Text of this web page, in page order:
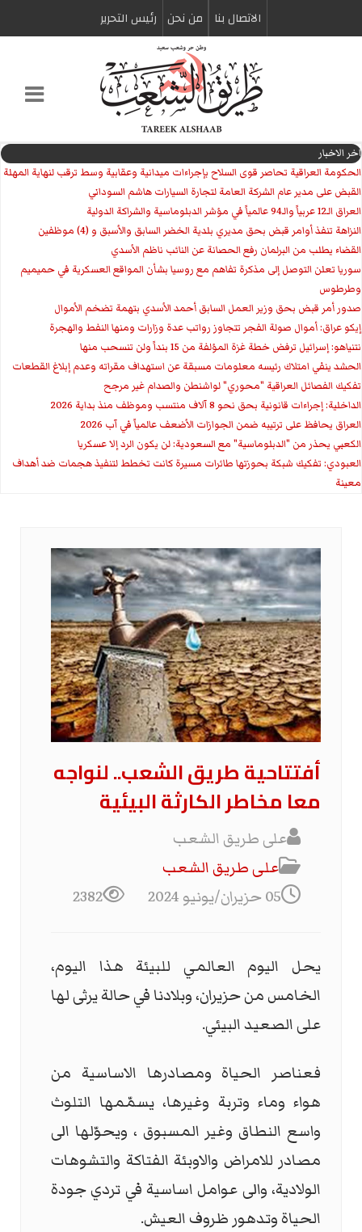
الاتصال بنا من نحن رئیس التحریر
اخر الاخبار
الحكومة العراقية تحاصر قوى السلاح بإجراءات ميدانية وعقابية وسط ترقب لنهاية المهلة
القبض على مدير عام الشركة العامة لتجارة السيارات هاشم السوداني
العراق الـ12 عربياً والـ94 عالمياً في مؤشر الدبلوماسية والشراكة الدولية
النزاهة تنفذ أوامر قبض بحق مديري بلدية الخضر السابق والأسبق و (4) موظفين
القضاء يطلب من البرلمان رفع الحصانة عن النائب ناظم الأسدي
سوريا تعلن التوصل إلى مذكرة تفاهم مع روسيا بشأن المواقع العسكرية في حميميم
وطرطوس
صدور أمر قبض بحق وزير العمل السابق أحمد الأسدي بتهمة تضخم الأموال
إيكو عراق: أموال صولة الفجر تتجاوز رواتب عدة وزارات ومنها النفط والهجرة
نتنياهو: إسرائيل ترفض خطة غزة المؤلفة من 15 بنداً ولن تنسحب منها
الحشد ينفي امتلاك رئيسه معلومات مسبقة عن استهداف مقراته وعدم إبلاغ القطعات
تفكيك الفصائل العراقية "محوري" لواشنطن والصدام غير مرجح
الداخلية: إجراءات قانونية بحق نحو 8 آلاف منتسب وموظف منذ بداية 2026
العراق يحافظ على ترتيبه ضمن الجوازات الأضعف عالمياً في آب 2026
الكعبي يحذر من "الدبلوماسية" مع السعودية: لن يكون الرد إلا عسكريا
العبودي: تفكيك شبكة بحوزتها طائرات مسيرة كانت تخطط لتنفيذ هجمات ضد أهداف
معينة
أفتتاحية طريق الشعب.. لنواجه
معا مخاطر الكارثة البيئية
على طريق الشعب
علی طریق الشعب
05 حزيران/يونيو 2024
2382
يحل اليوم العالمي للبيئة هذا اليوم،
الخامس من حزيران، وبلادنا في حالة يرثى لها
على الصعيد البيئي.
فعناصر الحياة ومصادرها الاساسية من
هواء وماء وتربة وغيرها، يسمّمها التلوث
واسع النطاق وغير المسبوق ، ويحوّلها الى
مصادر للامراض والاوبئة الفتاكة والتشوهات
الولادية، والى عوامل اساسية في تردي جودة
الحياة وتدهور ظروف العيش.